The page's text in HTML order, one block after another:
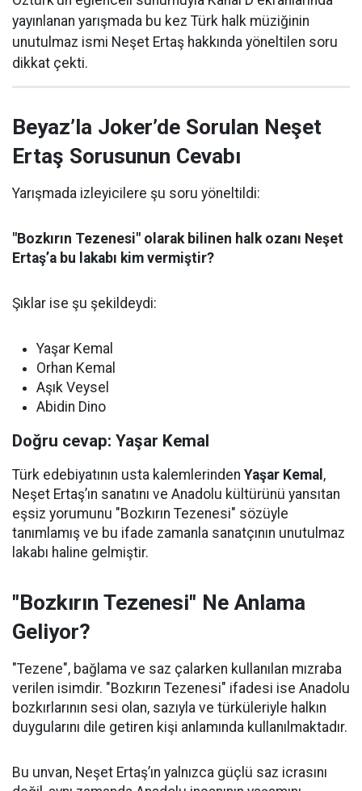
yayınlanan yarışmada bu kez Türk halk müziğinin
unutulmaz ismi Neşet Ertaş hakkında yöneltilen soru
dikkat çekti.
Beyaz’la Joker’de Sorulan Neşet
Ertaş Sorusunun Cevabı
Yarışmada izleyicilere şu soru yöneltildi:
"Bozkırın Tezenesi" olarak bilinen halk ozanı Neşet
Ertaş’a bu lakabı kim vermiştir?
Şıklar ise şu şekildeydi:
Yaşar Kemal
Orhan Kemal
Aşık Veysel
Abidin Dino
Doğru cevap: Yaşar Kemal
Türk edebiyatının usta kalemlerinden Yaşar Kemal ,
Neşet Ertaş’ın sanatını ve Anadolu kültürünü yansıtan
eşsiz yorumunu "Bozkırın Tezenesi" sözüyle
tanımlamış ve bu ifade zamanla sanatçının unutulmaz
lakabı haline gelmiştir.
"Bozkırın Tezenesi" Ne Anlama
Geliyor?
"Tezene", bağlama ve saz çalarken kullanılan mızraba
verilen isimdir. "Bozkırın Tezenesi" ifadesi ise Anadolu
bozkırlarının sesi olan, sazıyla ve türküleriyle halkın
duygularını dile getiren kişi anlamında kullanılmaktadır.
Bu unvan, Neşet Ertaş’ın yalnızca güçlü saz icrasını